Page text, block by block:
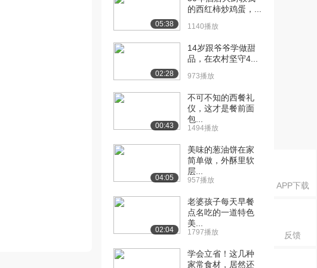
APP下载
反馈
05:38
的西红柿炒鸡蛋，...
1140播放
02:28
14岁跟爷爷学做甜
品，在农村坚守4...
973播放
00:43
不可不知的西餐礼
仪，这才是餐前面
包...
1494播放
04:05
美味的葱油饼在家
简单做，外酥里软
层...
957播放
02:04
老婆孩子每天早餐
点名吃的一道特色
美...
1797播放
学会立省！这几种
家常食材，居然还